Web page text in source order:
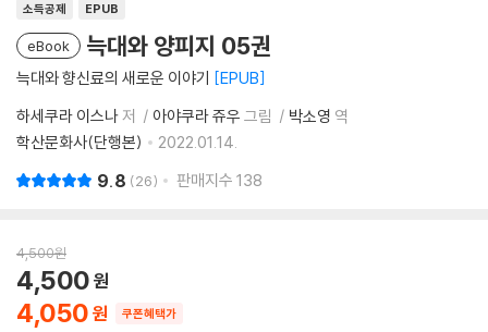
소득공제 EPUB
eBook 늑대와 양피지 05권
늑대와 향신료의 새로운 이야기 EPUB
하세쿠라 이스나저 아야쿠라 쥬우 그림 박소영 역
학산문화사(단행본)
2022.01.14.
9.8 26 판매지수 138
4,500원
4,050
4,500
쿠폰혜택가